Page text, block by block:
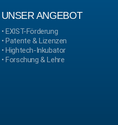
UNSER ANGEBOT
• EXIST-Förderung
• Patente & Lizenzen
• Hightech-Inkubator
• Forschung & Lehre